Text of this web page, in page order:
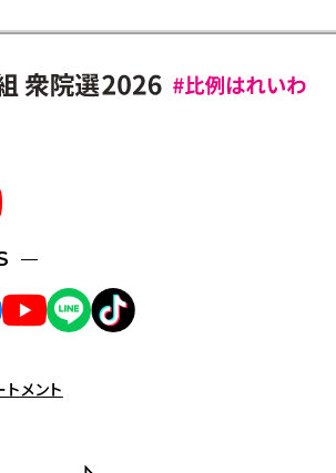
メント